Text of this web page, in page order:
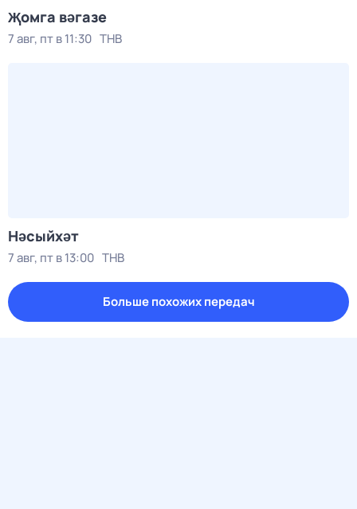
Җомга вәгазе
7 авг, пт в 11:30 ТНВ
Нәсыйхәт
7 авг, пт в 13:00 ТНВ
Больше похожих передач